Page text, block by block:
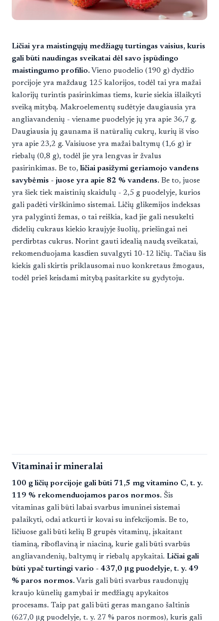
Ličiai yra maistingųjų medžiagų turtingas vaisius, kuris
gali būti naudingas sveikatai dėl savo įspūdingo
maistingumo profilio. Vieno puodelio (190 g) dydžio
porcijoje yra maždaug 125 kalorijos, todėl tai yra mažai
kalorijų turintis pasirinkimas tiems, kurie siekia išlaikyti
sveiką mitybą. Makroelementų sudėtyje daugiausia yra
angliavandenių - viename puodelyje jų yra apie 36,7 g.
Daugiausia jų gaunama iš natūralių cukrų, kurių iš viso
yra apie 23,2 g. Vaisiuose yra mažai baltymų (1,6 g) ir
riebalų (0,8 g), todėl jie yra lengvas ir žvalus
pasirinkimas. Be to, ličiai pasižymi geriamojo vandens
savybėmis - juose yra apie 82 % vandens. Be to, juose
yra šiek tiek maistinių skaidulų - 2,5 g puodelyje, kurios
gali padėti virškinimo sistemai. Ličių glikemijos indeksas
yra palyginti žemas, o tai reiškia, kad jie gali nesukelti
didelių cukraus kiekio kraujyje šuolių, priešingai nei
perdirbtas cukrus. Norint gauti idealią naudą sveikatai,
rekomenduojama kasdien suvalgyti 10-12 ličių. Tačiau šis
kiekis gali skirtis priklausomai nuo konkretaus žmogaus,
todėl prieš keisdami mitybą pasitarkite su gydytoju.
Vitaminai ir mineralai
100 g ličių porcijoje gali būti 71,5 mg vitamino C, t. y.
119 % rekomenduojamos paros normos. Šis
vitaminas gali būti labai svarbus imuninei sistemai
palaikyti, odai atkurti ir kovai su infekcijomis. Be to,
ličiuose gali būti kelių B grupės vitaminų, įskaitant
tiaminą, riboflaviną ir niaciną, kurie gali būti svarbūs
angliavandenių, baltymų ir riebalų apykaitai. Ličiai gali
būti ypač turtingi vario - 437,0 μg puodelyje, t. y. 49
% paros normos. Varis gali būti svarbus raudonųjų
kraujo kūnelių gamybai ir medžiagų apykaitos
procesams. Taip pat gali būti geras mangano šaltinis
(627,0 μg puodelyje, t. y. 27 % paros normos), kuris gali